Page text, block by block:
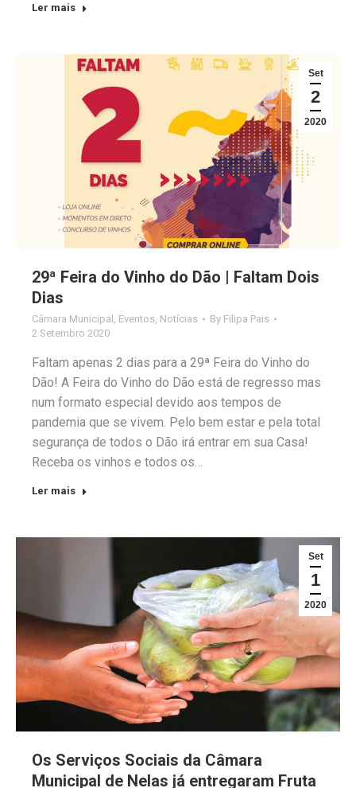
Ler mais
Set
2
2020
29ª Feira do Vinho do Dão | Faltam Dois
Dias
Câmara Municipal Eventos Notícias By Filipa Pais
2 Setembro 2020
Faltam apenas 2 dias para a 29ª Feira do Vinho do
Dão! A Feira do Vinho do Dão está de regresso mas
num formato especial devido aos tempos de
pandemia que se vivem. Pelo bem estar e pela total
segurança de todos o Dão irá entrar em sua Casa!
Receba os vinhos e todos os…
Ler mais
Set
1
2020
Os Serviços Sociais da Câmara
Municipal de Nelas já entregaram Fruta